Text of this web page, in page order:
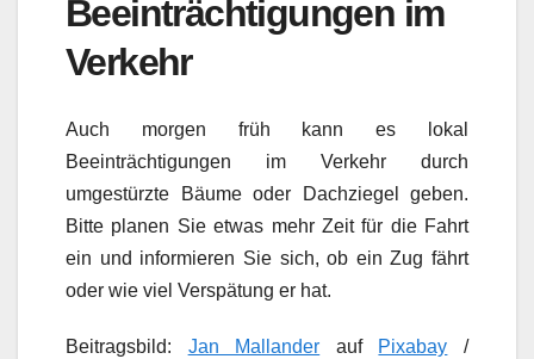
Beeinträchtigungen im
Verkehr
Auch morgen früh kann es lokal
Beeinträchtigungen im Verkehr durch
umgestürzte Bäume oder Dachziegel geben.
Bitte planen Sie etwas mehr Zeit für die Fahrt
ein und informieren Sie sich, ob ein Zug fährt
oder wie viel Verspätung er hat.
Beitragsbild: Jan Mallander auf Pixabay /